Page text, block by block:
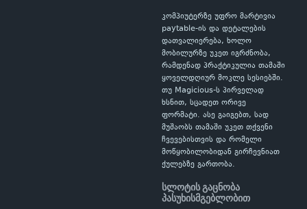
კომპიუტერზე უფრო მარტივია
paytable-ის და დეტალების
დათვალიერება, ხოლო
მობილურზე უკეთ იგრძნობა,
რამდენად პრაქტიკულია თამაში
ყოველდღიურ მოკლე სესიებში.
თუ Magicious-ს პირველად
ხსნით, სცადეთ ორივე
ფორმატი. ასე გაიგებთ, სად
მუშაობს თამაში უკეთ თქვენი
ჩვევებისთვის და რომელი
მოწყობილობიდან გირჩევნიათ
ქულებზე გართობა.
სლოტის გაცნობა
პასუხისმგებლობით